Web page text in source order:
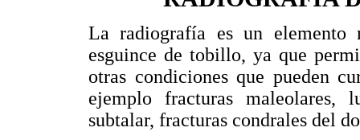
La radiografía es un elemento
esguince de tobillo, ya que
otras condiciones que pueden
ejemplo fracturas
subtalar, fracturas condrales del